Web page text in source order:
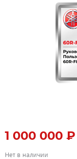
1 000 000 ₽
Нет в наличии